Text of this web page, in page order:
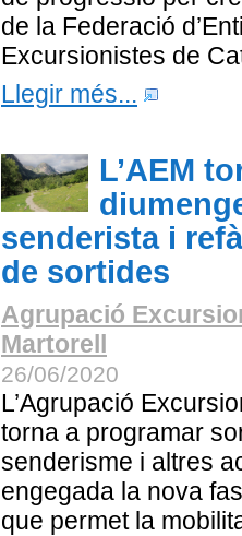
de la Federació
Excursionistes de
Llegir més...
L’AEM
senderista i
de sortides
Agrupació
Martorell
26/06/2020
L’Agrupació
torna a programar
senderisme i altres
engegada la nova
que permet la